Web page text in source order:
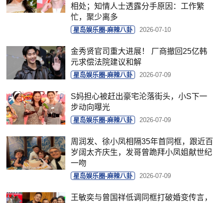
相处；知情人士透露分手原因：工作繁
忙，聚少离多
星岛娱乐圈-麻辣八卦 2026-07-10
金秀贤官司重大进展！ 厂商撤回25亿韩
元求偿法院建议和解
星岛娱乐圈-麻辣八卦 2026-07-09
S妈担心被赶出豪宅沦落街头，小S下一
步动向曝光
星岛娱乐圈-麻辣八卦 2026-07-09
周润发、徐小凤相隔35年首同框，跟近百
岁阔太齐庆生，发哥曾跪拜小凤姐献世纪
一吻
星岛娱乐圈-麻辣八卦 2026-07-09
王敏奕与曾国祥低调同框打破婚变传言，